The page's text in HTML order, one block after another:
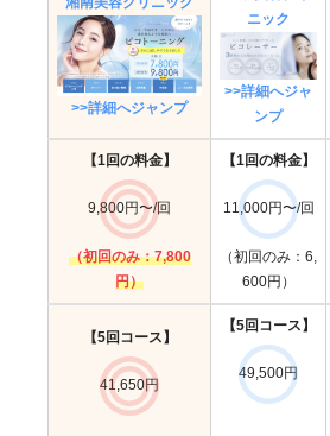
>>詳細へジャンプ
ニック
>>詳細へジャ
ンプ
【1回の料金】
9,800円〜/回
（初回のみ：7,800
円）
【1回の料金】
11,000円〜/回
（初回のみ：6,
600円）
【5回コース】
41,650円
【5回コース】
49,500円